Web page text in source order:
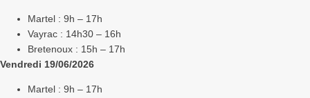
Martel : 9h – 17h
Vayrac : 14h30 – 16h
Bretenoux : 15h – 17h
Vendredi 19/06/2026
Martel : 9h – 17h